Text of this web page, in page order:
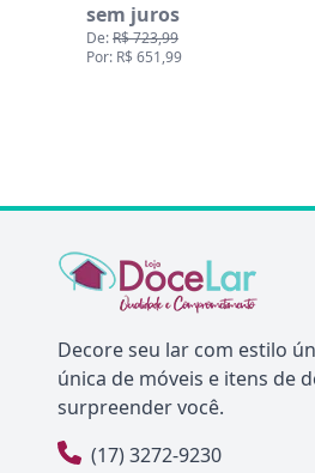
sem juros
De:R$ 723,99
Por: R$ 651,99
Decore seu lar com estilo
única de móveis e itens de
surpreender você.
(17) 3272-9230